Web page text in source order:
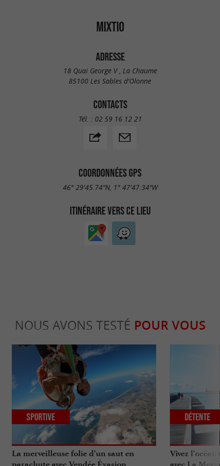
MIXTIO
ADRESSE
18 Quai George V , La Chaume
85100 Les Sables d'Olonne
CONTACTS
Tél. : 02 59 16 12 21
COORDONNÉES GPS
46° 29'45.74"N, 1° 47'47.34"W
ITINÉRAIRE VERS CE LIEU
NOUS AVONS TESTÉ POUR VOUS
La merveilleuse folie d’un saut en
parachute avec Vendée Évasion
Sportive
Vivez
avec La
Détente